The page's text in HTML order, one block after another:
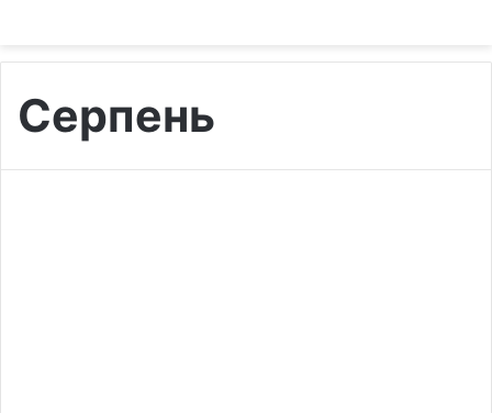
Серпень